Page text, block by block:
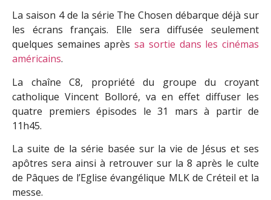
La saison 4 de la série The Chosen débarque déjà sur
les écrans français. Elle sera diffusée seulement
quelques semaines aprèssa sortie dans les cinémas
américains.
La chaîne C8, propriété du groupe du croyant
catholique Vincent Bolloré, va en effet diffuser les
quatre premiers épisodes le 31 mars à partir de
11h45.
La suite de la série basée sur la vie de Jésus et ses
apôtres sera ainsi à retrouver sur la 8 après le culte
de Pâques de l’Eglise évangélique MLK de Créteil et la
messe.